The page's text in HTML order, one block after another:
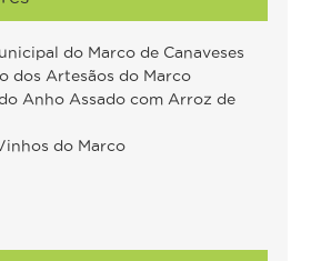
do Marco de Canaveses
dos Artesãos do Marco
Anho Assado com Arroz de
do Marco